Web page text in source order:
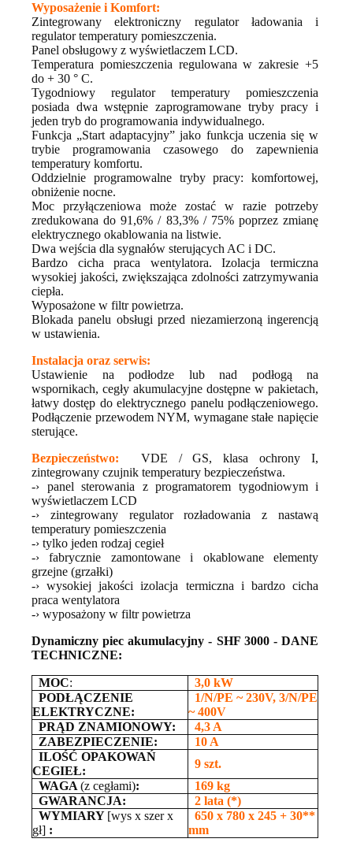
Wyposażenie i Komfort:
Zintegrowany elektroniczny regulator ładowania i
regulator temperatury pomieszczenia.
Panel obsługowy z wyświetlaczem LCD.
Temperatura pomieszczenia regulowana w zakresie +5
do + 30 ° C.
Tygodniowy regulator temperatury pomieszczenia
posiada dwa wstępnie zaprogramowane tryby pracy i
jeden tryb do programowania indywidualnego.
Funkcja „Start adaptacyjny” jako funkcja uczenia się w
trybie programowania czasowego do zapewnienia
temperatury komfortu.
Oddzielnie programowalne tryby pracy: komfortowej,
obniżenie nocne.
Moc przyłączeniowa może zostać w razie potrzeby
zredukowana do 91,6% / 83,3% / 75% poprzez zmianę
elektrycznego okablowania na listwie.
Dwa wejścia dla sygnałów sterujących AC i DC.
Bardzo cicha praca wentylatora. Izolacja termiczna
wysokiej jakości, zwiększająca zdolności zatrzymywania
ciepła.
Wyposażone w filtr powietrza.
Blokada panelu obsługi przed niezamierzoną ingerencją
w ustawienia.
Instalacja oraz serwis:
Ustawienie na podłodze lub nad podłogą na
wspornikach, cegły akumulacyjne dostępne w pakietach,
łatwy dostęp do elektrycznego panelu podłączeniowego.
Podłączenie przewodem NYM, wymagane stałe napięcie
sterujące.
Bezpieczeństwo: VDE / GS, klasa ochrony I,
zintegrowany czujnik temperatury bezpieczeństwa.
-› panel sterowania z programatorem tygodniowym i
wyświetlaczem LCD
-› zintegrowany regulator rozładowania z nastawą
temperatury pomieszczenia
-› tylko jeden rodzaj cegieł
-› fabrycznie zamontowane i okablowane elementy
grzejne (grzałki)
-› wysokiej jakości izolacja termiczna i bardzo cicha
praca wentylatora
-› wyposażony w filtr powietrza
Dynamiczny piec akumulacyjny - SHF 3000 - DANE
TECHNICZNE:
MOC:
3,0 kW
PODŁĄCZENIE
ELEKTRYCZNE:
1/N/PE ~ 230V, 3/N/PE
~ 400V
PRĄD ZNAMIONOWY:
4,3 A
ZABEZPIECZENIE:
10 A
ILOŚĆ OPAKOWAŃ
CEGIEŁ:
9 szt.
WAGA (z cegłami):
169 kg
GWARANCJA:
2 lata (*)
WYMIARY [wys x szer x
gł] :
650 x 780 x 245 + 30**
mm